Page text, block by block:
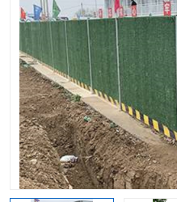
围挡
生产加工单板复合围挡 市
政围挡